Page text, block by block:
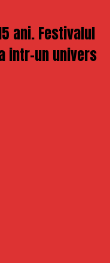
ani. Festivalul
intr-un univers